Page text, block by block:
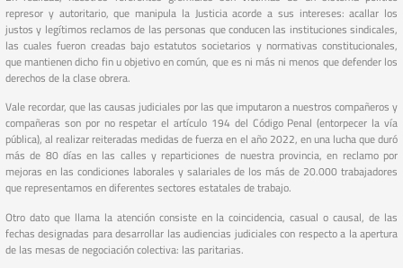
represor y autoritario, que manipula la Justicia acorde a sus intereses: acallar los
justos y legítimos reclamos de las personas que conducen las instituciones sindicales,
las cuales fueron creadas bajo estatutos societarios y normativas constitucionales,
que mantienen dicho fin u objetivo en común, que es ni más ni menos que defender los
derechos de la clase obrera.
Vale recordar, que las causas judiciales por las que imputaron a nuestros compañeros y
compañeras son por no respetar el artículo 194 del Código Penal (entorpecer la vía
pública), al realizar reiteradas medidas de fuerza en el año 2022, en una lucha que duró
más de 80 días en las calles y reparticiones de nuestra provincia, en reclamo por
mejoras en las condiciones laborales y salariales de los más de 20.000 trabajadores
que representamos en diferentes sectores estatales de trabajo.
Otro dato que llama la atención consiste en la coincidencia, casual o causal, de las
fechas designadas para desarrollar las audiencias judiciales con respecto a la apertura
de las mesas de negociación colectiva: las paritarias.